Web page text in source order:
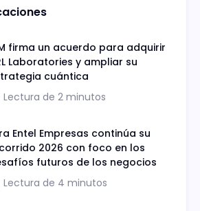
firma un acuerdo para adquirir
Laboratories y ampliar su
cuántica
Lectura de 2 minutos
Entel Empresas continúa su
2026 con foco en los
futuros de los negocios
Lectura de 4 minutos